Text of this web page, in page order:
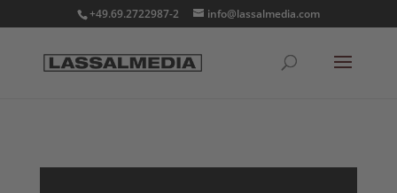
+49.69.2722987-2 info@lassalmedia.com